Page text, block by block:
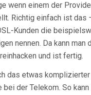
wenn einem der
Richtig einfach ist das
Kunden die
nennen. Da kann man
und ist fertig.
das etwas
bei der Telekom. So